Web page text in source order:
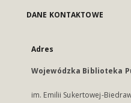
DANE KONTAKTOWE
Adres
Wojewódzka Biblioteka
im. Emilii Sukertowej-